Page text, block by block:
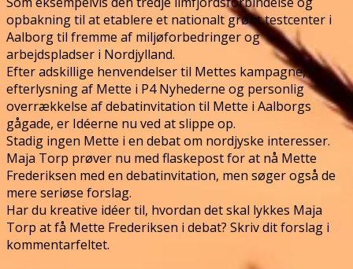
opbakning til at etablere et nationalt grønt testcenter i
Aalborg til fremme af miljøforbedringer og
arbejdspladser i Nordjylland.
Efter adskillige henvendelser til Mettes kampagne,
efterlysning af Mette i P4 Nyhederne og personlig
overrækkelse af debatinvitation til Mette i Aalborgs
gågade, er Idéerne nu ved at slippe op.
Stadig ingen Mette i en debat om nordjyske interesser.
Maja Torp prøver nu med flaskepost for at nå Mette
Frederiksen med en debatinvitation, men søger også de
mere seriøse forslag.
Har du kreative idéer til, hvordan det skal lykkes Maja
Torp at få Mette Frederiksen i debat? Skriv dit forslag i
kommentarfeltet.